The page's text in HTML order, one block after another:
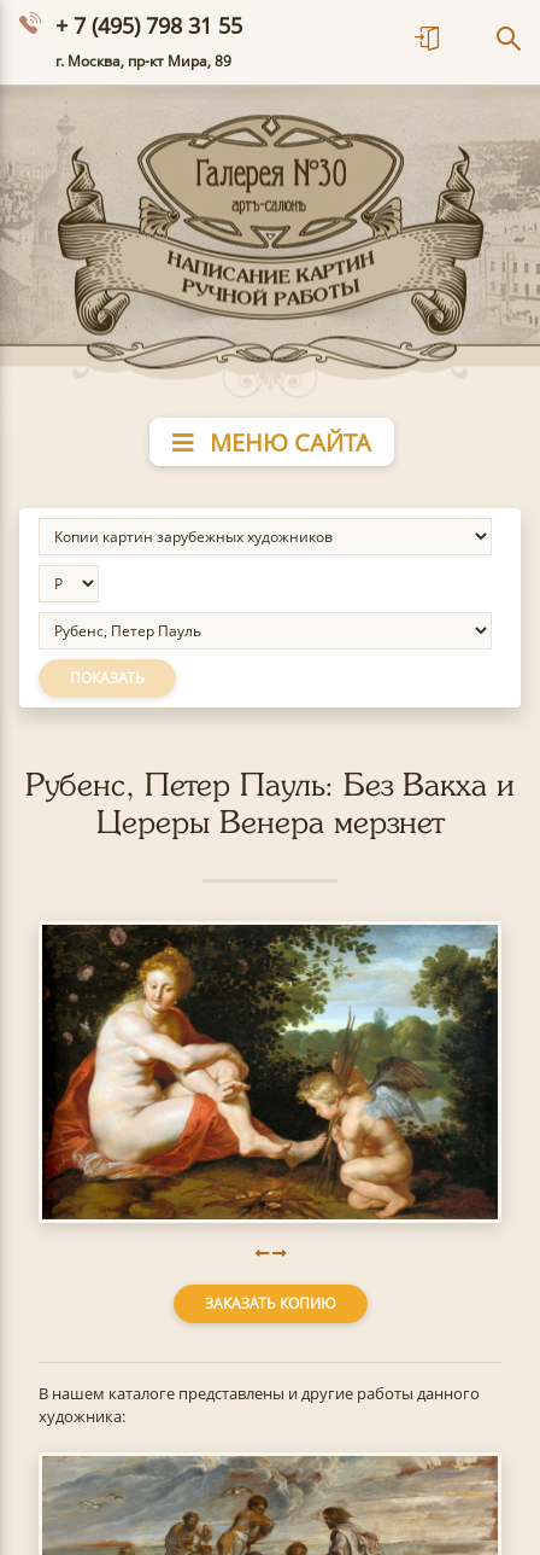
+ 7 (495) 798 31 55
г. Москва, пр-кт Мира, 89
МЕНЮ САЙТА
ПОКАЗАТЬ
Рубенс, Петер Пауль: Без Вакха и
Цереры Венера мерзнет
ЗАКАЗАТЬ КОПИЮ
В нашем каталоге представлены и другие работы данного
художника: